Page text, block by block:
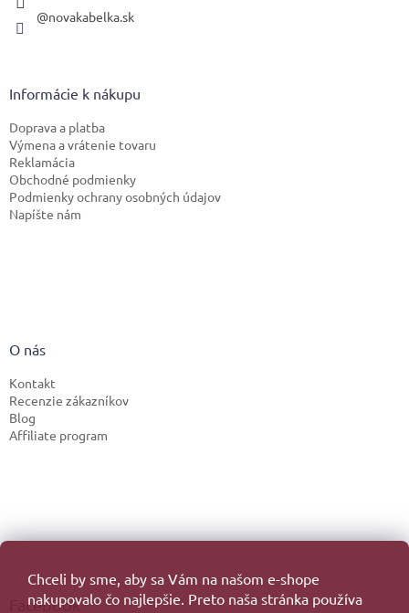
Chceli by sme, aby sa Vám na našom e-shope
nakupovalo čo najlepšie. Preto naša stránka používa
@novakabelka.sk
Informácie k nákupu
Doprava a platba
Výmena a vrátenie tovaru
Reklamácia
Obchodné podmienky
Podmienky ochrany osobných údajov
Napíšte nám
O nás
Kontakt
Recenzie zákazníkov
Blog
Affiliate program
Facebook